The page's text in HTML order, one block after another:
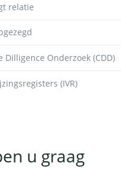
relatie
Dilligence Onderzoek (CDD)
(IVR)
u graag